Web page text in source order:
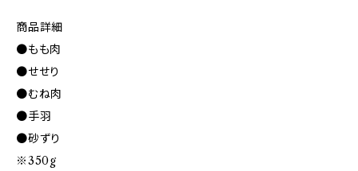
商品詳細
●もも肉
●せせり
●むね肉
●手羽
●砂ずり
※350g